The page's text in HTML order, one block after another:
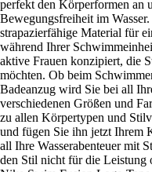
perfekt den Körperformen an
Bewegungsfreiheit im
strapazierfähige Material für
während Ihrer
aktive Frauen konzipiert, die
möchten. Ob beim
Badeanzug wird Sie bei all
verschiedenen Größen und
zu allen Körpertypen und
und fügen Sie ihn jetzt Ihrem
all Ihre Wasserabenteuer mit
den Stil nicht für die Leistung